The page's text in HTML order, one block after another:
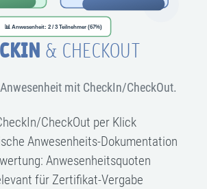
& CHECKOUT
mit CheckIn/CheckOut.
CheckOut per Klick
Anwesenheits-Dokumentation
Anwesenheitsquoten
für Zertifikat-Vergabe